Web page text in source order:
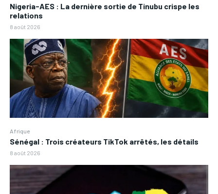
Nigeria-AES : La dernière sortie de Tinubu crispe les
relations
8 août 2026
Afrique
Sénégal : Trois créateurs TikTok arrêtés, les détails
8 août 2026